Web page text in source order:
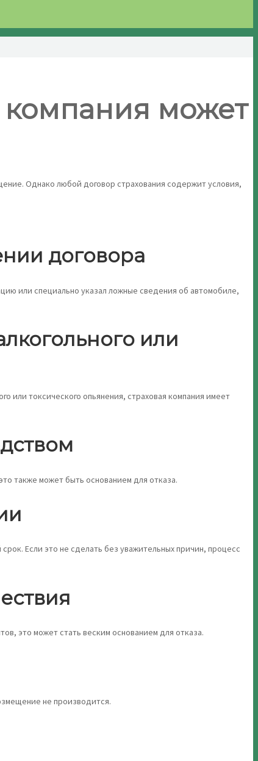
компания может
Однако любой договор страхования содержит условия,
договора
или специально указал ложные сведения об автомобиле,
или
или токсического опьянения, страховая компания имеет
также может быть основанием для отказа.
Если это не сделать без уважительных причин, процесс
это может стать веским основанием для отказа.
не производится.